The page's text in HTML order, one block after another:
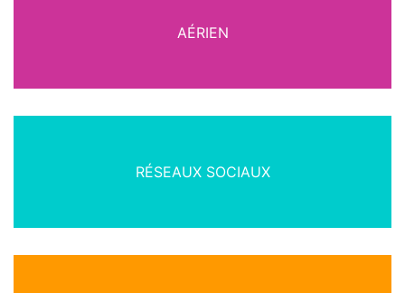
AÉRIEN
RÉSEAUX SOCIAUX